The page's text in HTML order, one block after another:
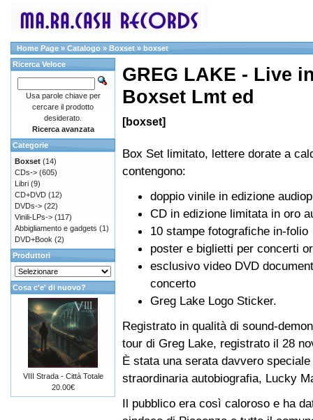
Home Page » Catalogo » Boxset » boxset
GREG LAKE - Live
Boxset Lmt ed
[boxset]
Box Set limitato, lettere dorate a
contengono:
doppio vinile in edizione
CD in edizione limitata in oro
10 stampe fotografiche in-folio
poster e biglietti per concerti
esclusivo video DVD
concerto
Greg Lake Logo Sticker.
Registrato in qualità di sound-
tour di Greg Lake, registrato il 28
È stata una serata davvero
straordinaria autobiografia, Lucky
Il pubblico era così caloroso e ha
Ricerca Veloce
Usa parole chiave per
cercare il prodotto
desiderato.
Ricerca avanzata
Categorie
Boxset (14)
CDs-> (605)
Libri (9)
CD+DVD (12)
DVDs-> (22)
Vinili-LPs-> (117)
Abbigliamento e gadgets (1)
DVD+Book (2)
Produttori
Cosa c'e' di nuovo?
VIII Strada - Città Totale
20.00€